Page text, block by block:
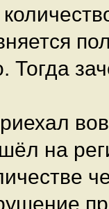
Тогда
на